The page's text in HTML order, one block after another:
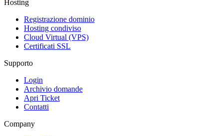
Hosting
Registrazione dominio
Hosting condiviso
Cloud Virtual (VPS)
Certificati SSL
Supporto
Login
Archivio domande
Apri Ticket
Contatti
Company